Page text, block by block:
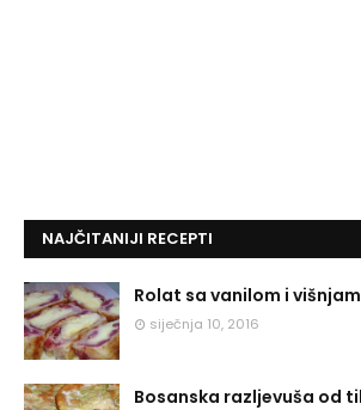
NAJČITANIJI RECEPTI
Rolat sa vanilom i
siječnja 10, 2016
Bosanska razljevuša od